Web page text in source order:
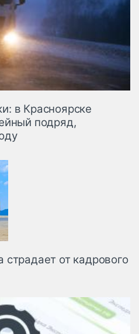
в Красноярске
подряд,
страдает от кадрового